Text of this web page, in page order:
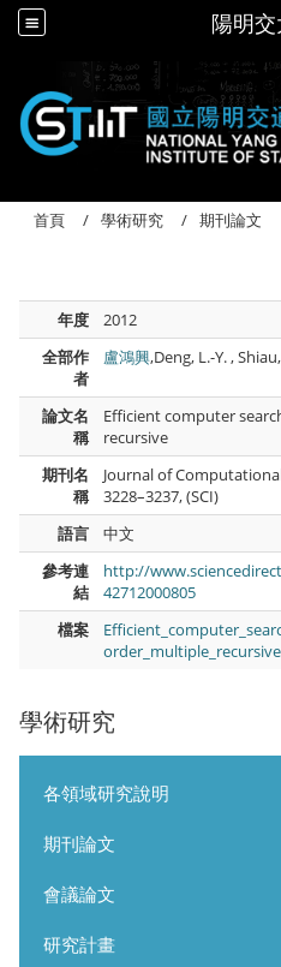
陽明
學術研究
各領域研究說明
期刊論文
會議論文
研究計畫
首頁 學術研究 期刊論文
年度
2012
全部作
者
盧鴻興,Deng, L.-Y. ,
論文名
稱
Efficient computer
recursive
期刊名
稱
Journal of
3228–3237, (SCI)
語言
中文
參考連
結
http://
42712000805
檔案